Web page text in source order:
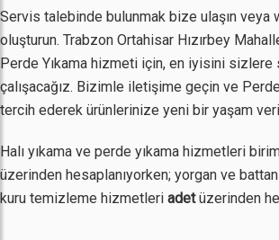
Servis talebinde bulunmak bize ulaşın
oluşturun. Trabzon Ortahisar Hızırbey
Perde Yıkama hizmeti için, en iyisini sizlere
çalışacağız. Bizimle iletişime geçin ve
tercih ederek ürünlerinize yeni bir yaşam
Halı yıkama ve perde yıkama hizmetleri
üzerinden hesaplanıyorken; yorgan ve
kuru temizleme hizmetleri adetüzerinden